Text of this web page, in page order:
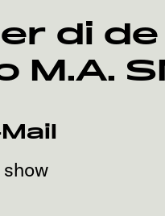
di de
M.A.
show